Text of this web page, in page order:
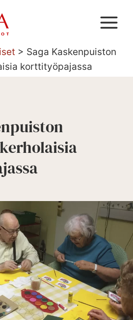
> Saga Kaskenpuiston
korttityöpajassa